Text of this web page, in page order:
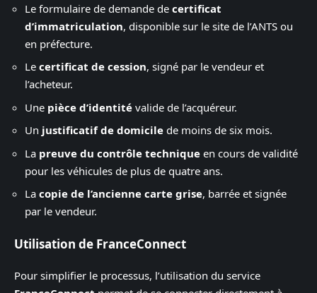
Le formulaire de demande de certificat
d’immatriculation, disponible sur le site de l’ANTS ou
en préfecture.
Le certificat de cession, signé par le vendeur et
l’acheteur.
Une pièce d’identité valide de l’acquéreur.
Un justificatif de domicile de moins de six mois.
La preuve du contrôle technique en cours de validité
pour les véhicules de plus de quatre ans.
La copie de l’ancienne carte grise, barrée et signée
par le vendeur.
Utilisation de FranceConnect
Pour simplifier le processus, l’utilisation du service